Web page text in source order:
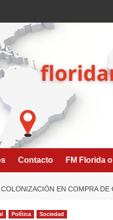
Contacto FM Florida
EN COMPRA DE
Política Sociedad